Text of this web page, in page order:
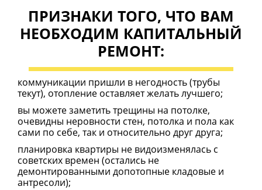
ПРИЗНАКИ ТОГО, ЧТО ВАМ
НЕОБХОДИМ КАПИТАЛЬНЫЙ
РЕМОНТ:
коммуникации пришли в негодность (трубы
текут), отопление оставляет желать лучшего;
вы можете заметить трещины на потолке,
очевидны неровности стен, потолка и пола как
сами по себе, так и относительно друг друга;
планировка квартиры не видоизменялась с
советских времен (остались не
демонтированными допотопные кладовые и
антресоли);